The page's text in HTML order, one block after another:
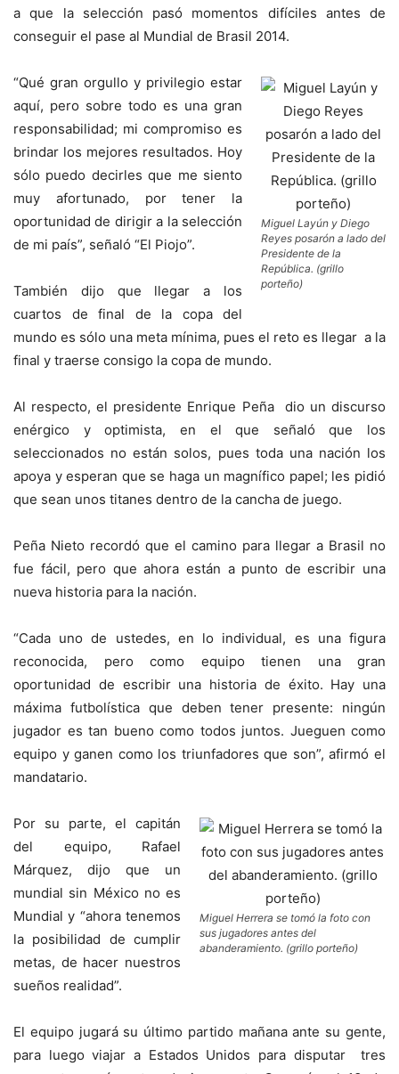
a que la selección pasó momentos difíciles antes de
conseguir el pase al Mundial de Brasil 2014.
Miguel Layún y Diego
Reyes posarón a lado del
Presidente de la
República. (grillo
porteño)
“Qué gran orgullo y privilegio estar
aquí, pero sobre todo es una gran
responsabilidad; mi compromiso es
brindar los mejores resultados. Hoy
sólo puedo decirles que me siento
muy afortunado, por tener la
oportunidad de dirigir a la selección
de mi país”, señaló “El Piojo”.
También dijo que llegar a los
cuartos de final de la copa del
mundo es sólo una meta mínima, pues el reto es llegar a la
final y traerse consigo la copa de mundo.
Al respecto, el presidente Enrique Peña dio un discurso
enérgico y optimista, en el que señaló que los
seleccionados no están solos, pues toda una nación los
apoya y esperan que se haga un magnífico papel; les pidió
que sean unos titanes dentro de la cancha de juego.
Peña Nieto recordó que el camino para llegar a Brasil no
fue fácil, pero que ahora están a punto de escribir una
nueva historia para la nación.
“Cada uno de ustedes, en lo individual, es una figura
reconocida, pero como equipo tienen una gran
oportunidad de escribir una historia de éxito. Hay una
máxima futbolística que deben tener presente: ningún
jugador es tan bueno como todos juntos. Jueguen como
equipo y ganen como los triunfadores que son”, afirmó el
mandatario.
Miguel Herrera se tomó la foto con
sus jugadores antes del
abanderamiento. (grillo porteño)
Por su parte, el capitán
del equipo, Rafael
Márquez, dijo que un
mundial sin México no es
Mundial y “ahora tenemos
la posibilidad de cumplir
metas, de hacer nuestros
sueños realidad”.
El equipo jugará su último partido mañana ante su gente,
para luego viajar a Estados Unidos para disputar tres